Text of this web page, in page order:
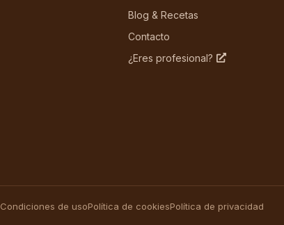
Blog & Recetas
Contacto
¿Eres profesional?
Condiciones de usoPolítica de cookiesPolítica de privacidad